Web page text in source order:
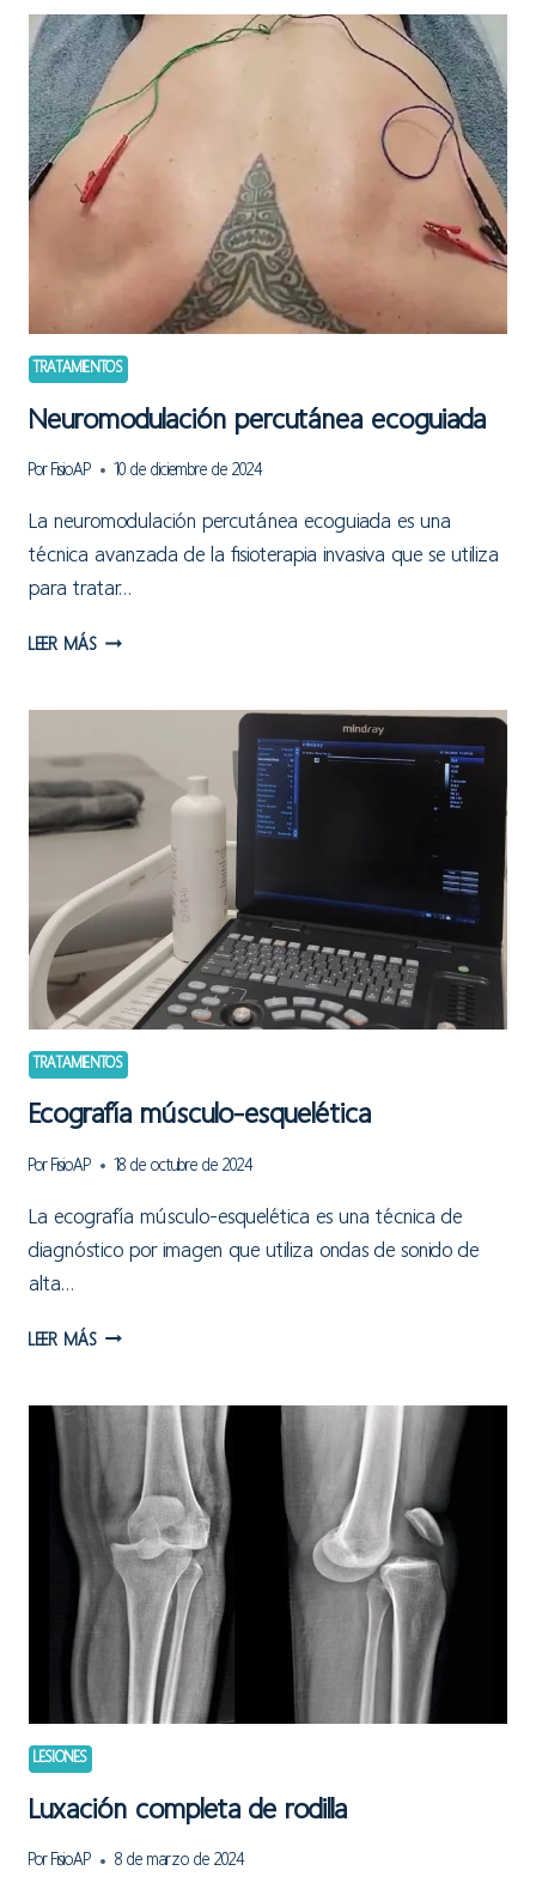
DE
CABEZA
DE
ORIGEN
CERVICAL
TRATAMIENTOS
Neuromodulación percutánea ecoguiada
Por FisioAP 10 de diciembre de 2024
La neuromodulación percutánea ecoguiada es una
técnica avanzada de la fisioterapia invasiva que se utiliza
para tratar…
LEER MÁSNEUROMODULACIÓN
TRATAMIENTOS
Ecografía músculo-esquelética
Por FisioAP 18 de octubre de 2024
La ecografía músculo-esquelética es una técnica de
diagnóstico por imagen que utiliza ondas de sonido de
alta…
LEER MÁSECOGRAFÍA
LESIONES
Luxación completa de rodilla
Por FisioAP 8 de marzo de 2024